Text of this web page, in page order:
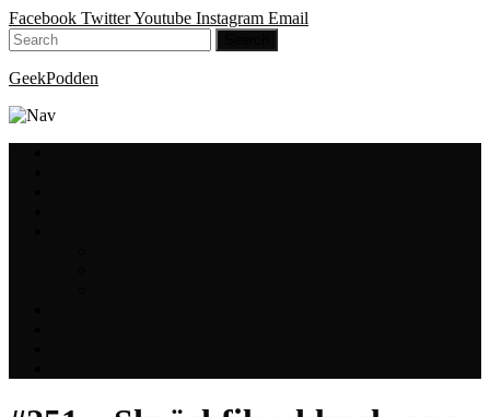
Facebook TwitterYoutube Instagram Email
GeekPodden